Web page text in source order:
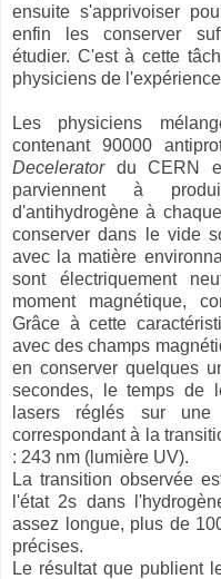
ensuite s'apprivoiser
enfin les conserver
étudier. C'est à cette
physiciens de
Les physiciens
contenant 90000
Deceleratordu CERN
parviennent à
d'antihydrogène à
conserver dans le vide
avec la matière
sont électriquement
moment magnétique,
Grâce à cette
avec des champs
en conserver quelques
secondes, le temps de
lasers réglés sur une
correspondant à la
: 243 nm (lumière UV).
La transition observée
l'état 2s dans
assez longue, plus de
précises.
Le résultat que publient